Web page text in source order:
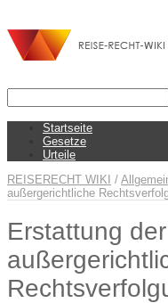
Startseite
Gesetze
Urteile
REISERECHT WIKI /
außergerichtliche
Erstattung